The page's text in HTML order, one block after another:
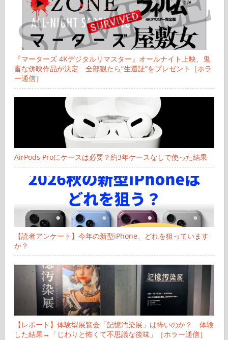
『マーターズ 4Kデジタルリマスター』オールナイト上映、鬼
畜な併映作品が決定 全部観たら“生還証”をプレゼント［ホラ
ー通信］
AirPods Proにケースは必要？約3年ケースなしで使った結果
【読者アンケート】今年の新型iPhone、どれを狙っています
か？
【レポート】体験型展覧会「記憶汚染展」は怖いのか？ 体験
した結果→「じわりと怖くて不思議な後味」［ホラー通信］